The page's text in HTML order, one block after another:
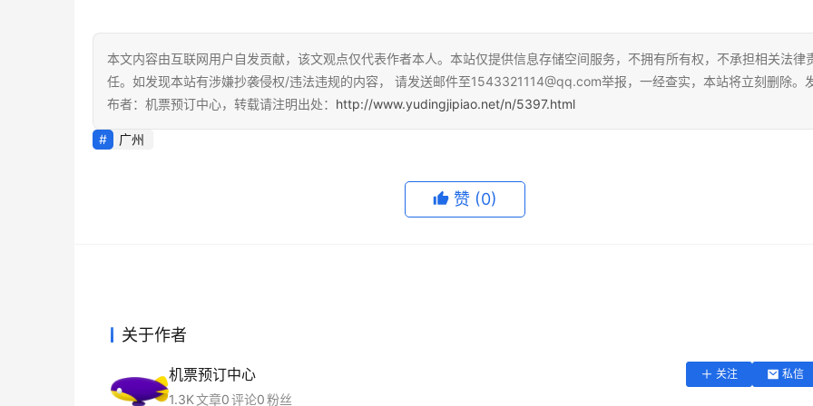
本文内容由互联网用户自发贡献，该文观点仅代表作者本人。本站仅提供信息存储空间服务，不拥有所有权，不承担相关法律
任。如发现本站有涉嫌抄袭侵权/违法违规的内容， 请发送邮件至1543321114@qq.com举报，一经查实，本站将立刻删除。
布者：机票预订中心，转载请注明出处： http://www.yudingjipiao.net/n/5397.html
广州
赞 (0)
关于作者
机票预订中心 关注 私信
1.3K文章0评论0粉丝